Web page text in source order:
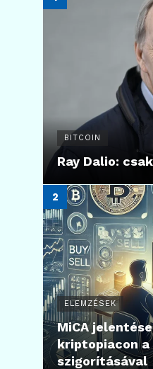
BITCOIN
Ray Dalio:
ELEMZÉSEK
MiCA
kriptopiacon a
szigorításával